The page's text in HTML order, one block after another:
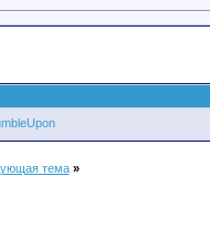
тема »